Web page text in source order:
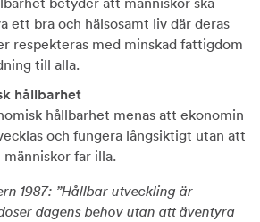
ett bra och hälsosamt liv där deras
respekteras med minskad fattigdom
till alla.
hållbarhet
hållbarhet menas att ekonomin
och fungera långsiktigt utan att
människor far illa.
1987: ”Hållbar utveckling är
dagens behov utan att äventyra